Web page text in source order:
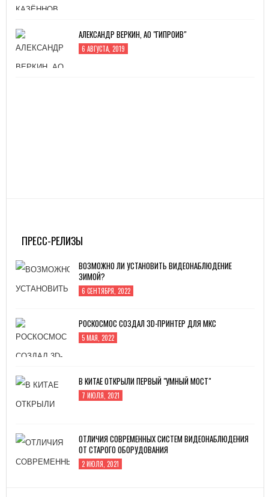
АЛЕКСАНДР ВЕРКИН, АО "ГИПРОИВ"
6 АВГУСТА, 2019
ПРЕСС-РЕЛИЗЫ
ВОЗМОЖНО ЛИ УСТАНОВИТЬ ВИДЕОНАБЛЮДЕНИЕ
ЗИМОЙ?
6 СЕНТЯБРЯ, 2022
РОСКОСМОС СОЗДАЛ 3D-ПРИНТЕР ДЛЯ МКС
5 МАЯ, 2022
В КИТАЕ ОТКРЫЛИ ПЕРВЫЙ "УМНЫЙ МОСТ"
7 ИЮЛЯ, 2021
ОТЛИЧИЯ СОВРЕМЕННЫХ СИСТЕМ ВИДЕОНАБЛЮДЕНИЯ
ОТ СТАРОГО ОБОРУДОВАНИЯ
2 ИЮЛЯ, 2021